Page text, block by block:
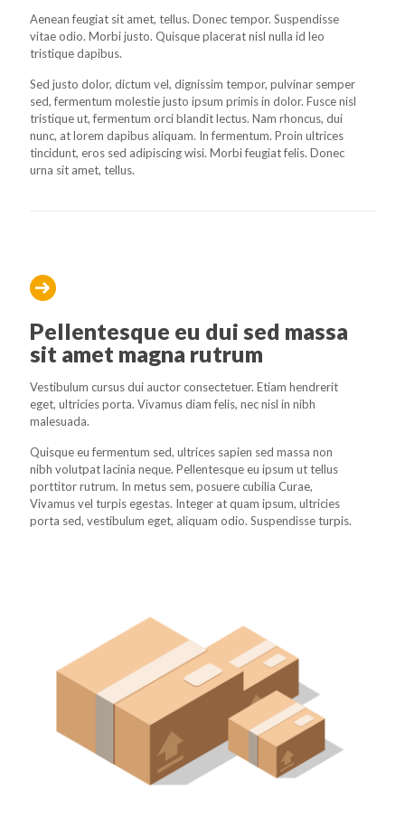
Aenean feugiat sit amet, tellus. Donec tempor. Suspendisse
vitae odio. Morbi justo. Quisque placerat nisl nulla id leo
tristique dapibus.
Sed justo dolor, dictum vel, dignissim tempor, pulvinar semper
sed, fermentum molestie justo ipsum primis in dolor. Fusce nisl
tristique ut, fermentum orci blandit lectus. Nam rhoncus, dui
nunc, at lorem dapibus aliquam. In fermentum. Proin ultrices
tincidunt, eros sed adipiscing wisi. Morbi feugiat felis. Donec
urna sit amet, tellus.
Pellentesque eu dui sed massa
sit amet magna rutrum
Vestibulum cursus dui auctor consectetuer. Etiam hendrerit
eget, ultricies porta. Vivamus diam felis, nec nisl in nibh
malesuada.
Quisque eu fermentum sed, ultrices sapien sed massa non
nibh volutpat lacinia neque. Pellentesque eu ipsum ut tellus
porttitor rutrum. In metus sem, posuere cubilia Curae,
Vivamus vel turpis egestas. Integer at quam ipsum, ultricies
porta sed, vestibulum eget, aliquam odio. Suspendisse turpis.